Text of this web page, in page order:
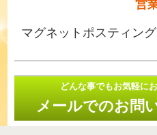
営
マグネットポスティング
どんな事でもお気軽に
メールでのお問